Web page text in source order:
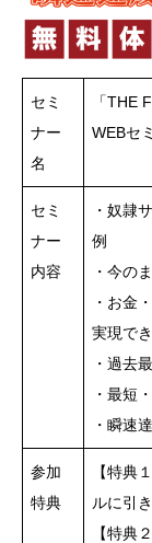
セミ
ナー
名
「THE
WEBセ
セミ
ナー
内容
・奴隷
例
・今の
・お金
実現で
・過去
・最短
・瞬速
参加
特典
【特典
ルに引
【特典